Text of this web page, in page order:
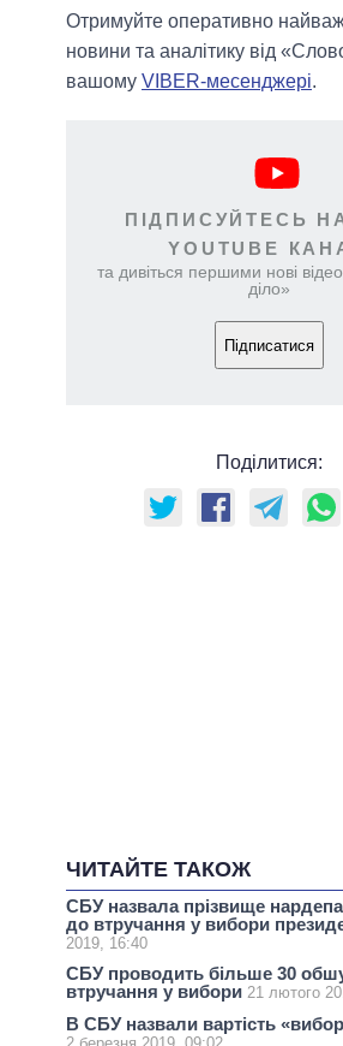
Отримуйте оперативно
новини та аналітику від
вашому VIBER-месенджері.
ПІДПИСУЙТЕСЬ
YOUTUBE
та дивіться першими нові
діло»
Підписатися
Поділитися:
ЧИТАЙТЕ ТАКОЖ
СБУ назвала прізвище
до втручання у вибори
2019, 16:40
СБУ проводить більше 30
втручання у вибори 21 лютого
В СБУ назвали вартість